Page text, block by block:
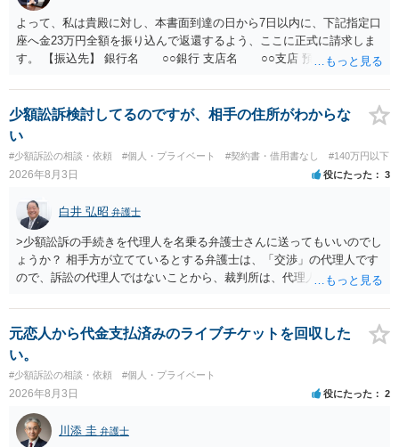
よって、私は貴殿に対し、本書面到達の日から7日以内に、下記指定口
座へ金23万円全額を振り込んで返還するよう、ここに正式に請求しま
す。 【振込先】 銀行名 ○○銀行 支店名 ○○支店 預金種別 普通
されない場合には、貴殿には任意に返金する意思がないものと判断
し、やむを得ず、返還金23万円及びこれに対する遅延損害金の支払い
を求める民事訴訟、支払督促その他必要な法的手続を直ちに講じま
いても併せて請求する予定ですので、あらかじめ申し添えます。 本件
は、貴殿自らが契約を解約したことによって生じた返還義務の履行を
求めるものにすぎません。貴殿の仕入先との取引関係や返金時期など
の内部事情は、私に対する返還義務の発生や履行時期には何ら影響を
及ぼすものではありません。 これ以上、本件の解決を不必要に遅延さ
せることなく、誠意をもって速やかに返金手続を履行されるよう、強
く求めます。 以上
少額訟訴検討してるのですが、相手の住所がわからな
い
#少額訴訟の相談・依頼 #個人・プライベート #契約書・借用書なし #140万円以下
2026年8月3日 役にたった 3
白井 弘昭 弁護士
>少額訟訴の手続きを代理人を名乗る弁護士さんに送ってもいいのでし
ょうか？ 相手方が立てているとする弁護士は、「交渉」の代理人です
ので、訴訟の代理人ではないことから、裁判所は、代理人宛ての訴状
ている場合は、相手方（被告）の住所で訴状を作成提出し、裁判所に
代理人が就いていたことを知らせると（訴状の記載内容から明らかな
場合も）、裁判所が当該代理人弁護士に事前連絡し、引き続き訴訟も
受任するかを聞いたうえで、受任の意志が明らかになったところで、
直接被告に送達するのではなく、代理人に訴状の受領を促すこともあ
ります。 ラインのやり取りでしか証拠がないと、実際の本人性が明ら
かではありません。もちろん弁護士（２０万円の請求で代理人弁護士
に委任するかも疑わしいのですが）も住所は明らかにしないでしょ
元恋人から代金支払済みのライブチケットを回収した
い。
#少額訴訟の相談・依頼 #個人・プライベート
2026年8月3日 役にたった 2
川添 圭 弁護士